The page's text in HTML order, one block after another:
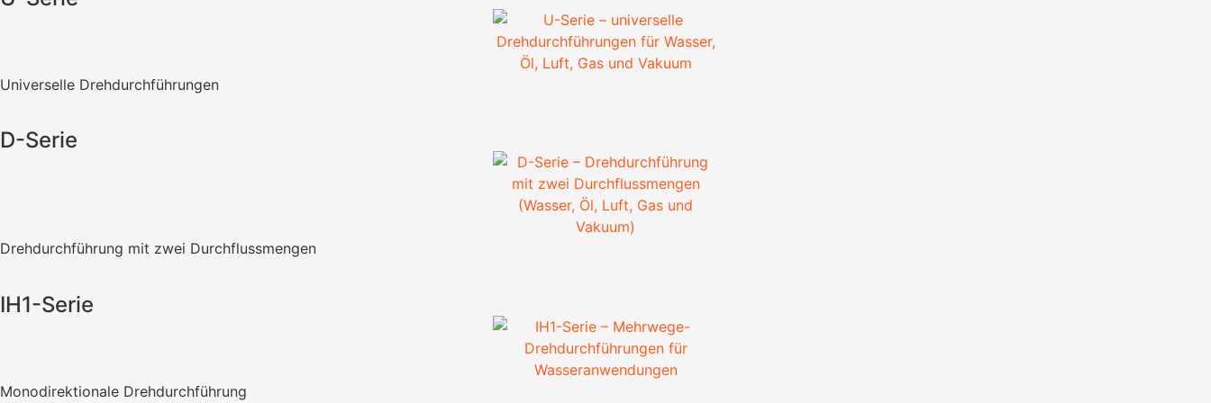
Universelle Drehdurchführungen
D-Serie
Drehdurchführung mit zwei Durchflussmengen
IH1-Serie
Monodirektionale Drehdurchführung